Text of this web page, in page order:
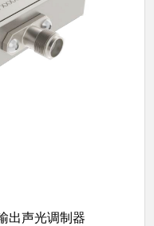
出声光调制器